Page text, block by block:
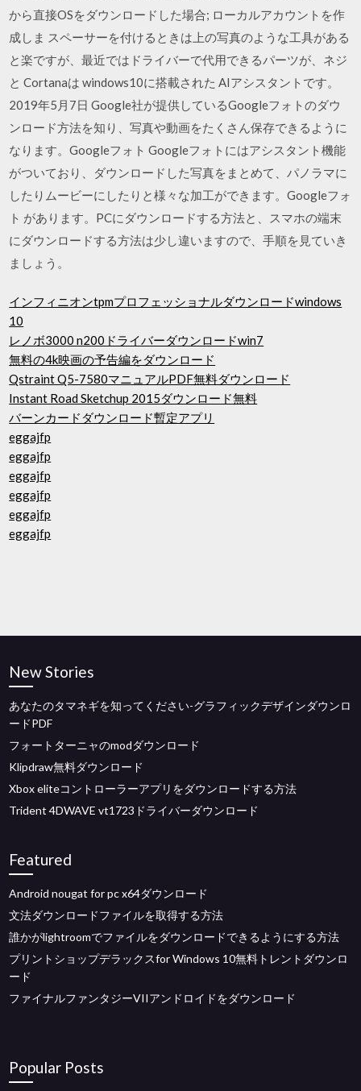
から直接OSをダウンロードした場合; ローカルアカウントを作
成しま スペーサーを付けるときは上の写真のような工具がある
と楽ですが、最近ではドライバーで代用できるパーツが、ネジ
と Cortanaは windows10に搭載された AIアシスタントです。
2019年5月7日 Google社が提供しているGoogleフォトのダウ
ンロード方法を知り、写真や動画をたくさん保存できるように
なります。Googleフォト Googleフォトにはアシスタント機能
がついており、ダウンロードした写真をまとめて、パノラマに
したりムービーにしたりと様々な加工ができます。Googleフォ
ト があります。PCにダウンロードする方法と、スマホの端末
にダウンロードする方法は少し違いますので、手順を見ていき
ましょう。
インフィニオンtpmプロフェッショナルダウンロードwindows
10
レノボ3000 n200ドライバーダウンロードwin7
無料の4k映画の予告編をダウンロード
Qstraint Q5-7580マニュアルPDF無料ダウンロード
Instant Road Sketchup 2015ダウンロード無料
バーンカードダウンロード暫定アプリ
eggajfp
eggajfp
eggajfp
eggajfp
eggajfp
eggajfp
New Stories
あなたのタマネギを知ってください-グラフィックデザインダウンロ
ードPDF
フォートターニャのmodダウンロード
Klipdraw無料ダウンロード
Xbox eliteコントローラーアプリをダウンロードする方法
Trident 4DWAVE vt1723ドライバーダウンロード
Featured
Android nougat for pc x64ダウンロード
文法ダウンロードファイルを取得する方法
誰かがlightroomでファイルをダウンロードできるようにする方法
プリントショップデラックスfor Windows 10無料トレントダウンロ
ード
ファイナルファンタジーVIIアンドロイドをダウンロード
Popular Posts